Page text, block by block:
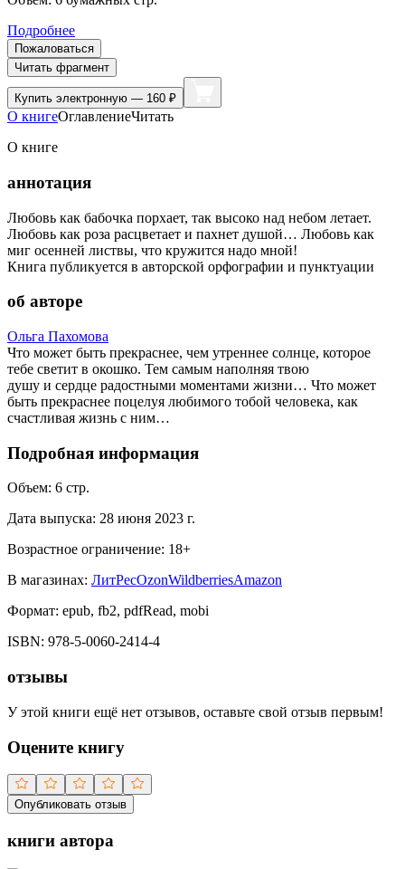
Подробнее
Пожаловаться
Читать фрагмент
Купить электронную — 160 ₽
О книгеОглавлениеЧитать
О книге
аннотация
Любовь как бабочка порхает, так высоко над небом летает.
Любовь как роза расцветает и пахнет душой… Любовь как
миг осенней листвы, что кружится надо мной!
Книга публикуется в авторской орфографии и пунктуации
об авторе
Ольга Пахомова
Что может быть прекраснее, чем утреннее солнце, которое
тебе светит в окошко. Тем самым наполняя твою
душу и сердце радостными моментами жизни… Что может
быть прекраснее поцелуя любимого тобой человека, как
счастливая жизнь с ним…
Подробная информация
Объем: 6 стр.
Дата выпуска: 28 июня 2023 г.
Возрастное ограничение: 18+
В магазинах: ЛитРесOzonWildberriesAmazon
Формат: epub, fb2, pdfRead, mobi
ISBN: 978-5-0060-2414-4
отзывы
У этой книги ещё нет отзывов, оставьте свой отзыв первым!
Оцените книгу
Опубликовать отзыв
книги автора